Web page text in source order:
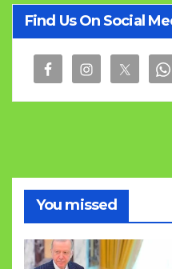
Find Us On Social
You missed